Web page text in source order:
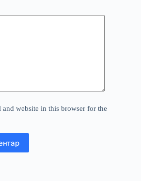
and website in this browser for the